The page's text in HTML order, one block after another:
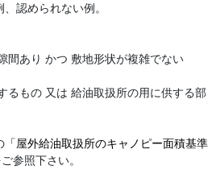
認められない例。
間あり かつ 敷地形状が複雑でない
るもの 又は 給油取扱所の用に供する部
「屋外給油取扱所のキャノピー面積基準
参照下さい。